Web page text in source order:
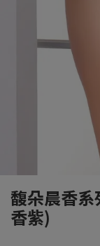
馥朵晨香
香紫)